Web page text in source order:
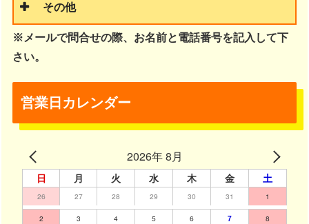
その他
※メールで問合せの際、お名前と電話番号を記入して下
さい。
営業日カレンダー
2026年 8月
日 月 火 水 木 金 土
26 27 28 29 30 31 1
2 3 4 5 6 7 8